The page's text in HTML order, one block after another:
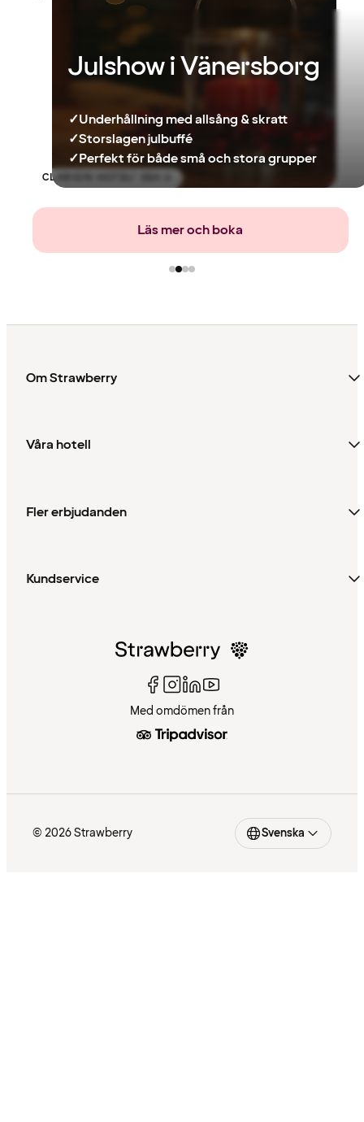
Julshow i Vänersborg
✓Underhållning med allsång & skratt
✓Storslagen julbuffé
✓Perfekt för både små och stora grupper
CLARION HOTEL® SEA U
Läs mer och boka
Om Strawberry
Våra hotell
Fler erbjudanden
Kundservice
Med omdömen från
© 2026 Strawberry Svenska